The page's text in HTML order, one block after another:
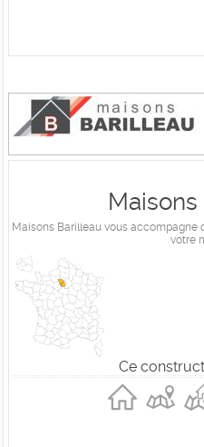
Maisons Barilleau vous accompagne
votre
Ce